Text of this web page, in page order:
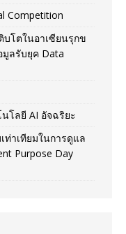
Competition
บโตในอาเซียนรุกข
ลรับยุค Data
นโลยี AI อัจฉริยะ
ท่าเทียมในการดูแล
Purpose Day